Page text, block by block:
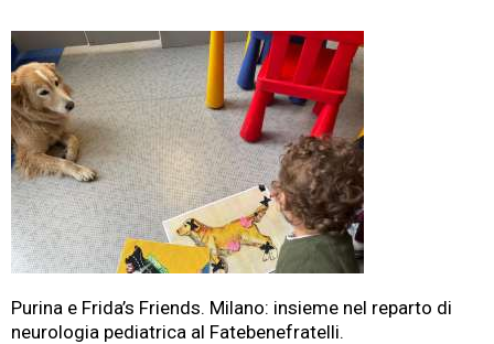
Purina e Frida’s Friends. Milano: insieme nel reparto di
neurologia pediatrica al Fatebenefratelli.